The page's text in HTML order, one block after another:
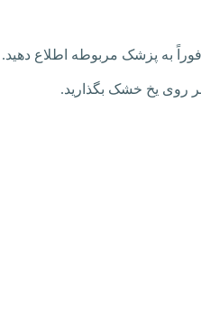
به پزشک مربوطه اطلاع دهید.
روی یخ خشک بگذارید.